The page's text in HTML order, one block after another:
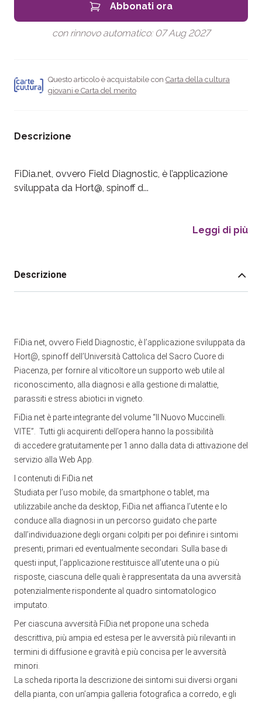
Abbonati ora
con rinnovo automatico: 07 Aug 2027
Questo articolo è acquistabile con Carta della cultura
giovani e Carta del merito
Descrizione
FiDia.net, ovvero Field Diagnostic, è l’applicazione
sviluppata da Hort@, spinoff d...
Leggi di più
Descrizione
FiDia.net, ovvero Field Diagnostic, è l’applicazione sviluppata da
Hort@, spinoff dell’Università Cattolica del Sacro Cuore di
Piacenza, per fornire al viticoltore un supporto web utile al
riconoscimento, alla diagnosi e alla gestione di malattie,
parassiti e stress abiotici in vigneto.
FiDia.net è parte integrante del volume “Il Nuovo Muccinelli.
VITE”. Tutti gli acquirenti dell’opera hanno la possibilità
di accedere gratuitamente per 1 anno dalla data di attivazione del
servizio alla Web App.
I contenuti di FiDia.net
Studiata per l’uso mobile, da smartphone o tablet, ma
utilizzabile anche da desktop, FiDia.net affianca l’utente e lo
conduce alla diagnosi in un percorso guidato che parte
dall’individuazione degli organi colpiti per poi definire i sintomi
presenti, primari ed eventualmente secondari. Sulla base di
questi input, l’applicazione restituisce all’utente una o più
risposte, ciascuna delle quali è rappresentata da una avversità
potenzialmente rispondente al quadro sintomatologico
imputato.
Per ciascuna avversità FiDia.net propone una scheda
descrittiva, più ampia ed estesa per le avversità più rilevanti in
termini di diffusione e gravità e più concisa per le avversità
minori.
La scheda riporta la descrizione dei sintomi sui diversi organi
della pianta, con un’ampia galleria fotografica a corredo, e gli